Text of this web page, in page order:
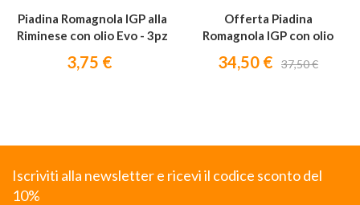
Piadina Romagnola IGP alla
Riminese con olio Evo - 3pz
3,75 €
Offerta Piadina
Romagnola IGP con olio
34,50 € 37,50 €
Iscriviti alla newsletter e ricevi il codice sconto del
10%